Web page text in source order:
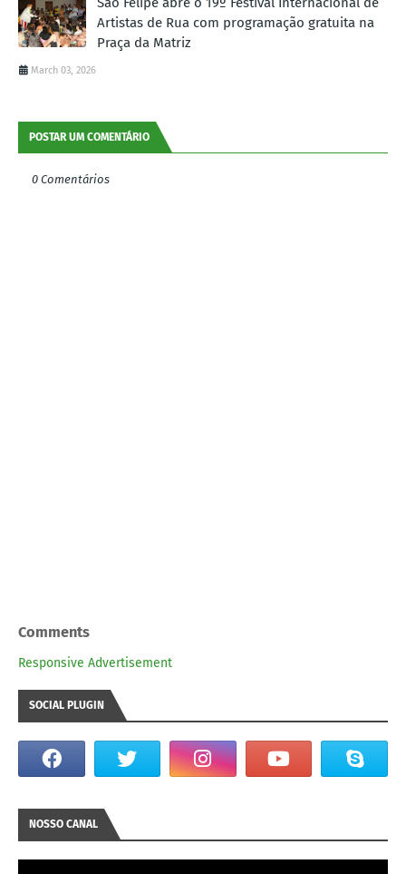
Artistas de Rua com programação gratuita na
Praça da Matriz
March 03, 2026
POSTAR UM COMENTÁRIO
0 Comentários
Comments
Responsive Advertisement
SOCIAL PLUGIN
NOSSO CANAL